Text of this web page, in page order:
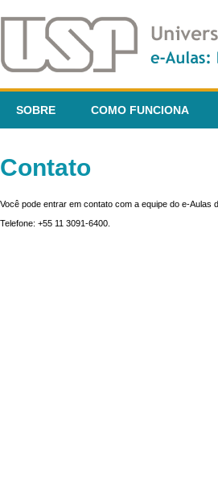
SOBRE COMO FUNCIONA
Contato
Você pode entrar em contato com a equipe do e-Aulas
Telefone: +55 11 3091-6400.